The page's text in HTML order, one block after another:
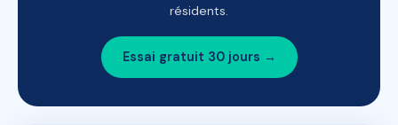
résidents.
Essai gratuit 30 jours →